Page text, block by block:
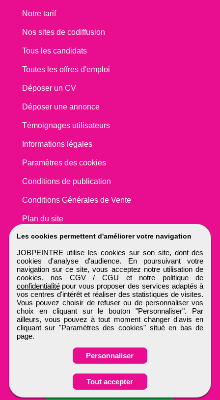
Obtenir ses
coordonnées
Les cookies permettent d'améliorer votre navigation
JOBPEINTRE utilise les cookies sur son site, dont des
cookies d'analyse d'audience. En poursuivant votre
navigation sur ce site, vous acceptez notre utilisation de
cookies, nos CGV / CGU et notre politique de
confidentialitépour vous proposer des services adaptés à
vos centres d'intérêt et réaliser des statistiques de visites.
Vous pouvez choisir de refuser ou de personnaliser vos
choix en cliquant sur le bouton "Personnaliser". Par
ailleurs, vous pouvez à tout moment changer d'avis en
cliquant sur "Paramètres des cookies" situé en bas de
page.
Personnaliser
Tout accepter
Notre tarif
Nos sites de codiffusion
Tous les candidats
Toutes les offres d'emploi
Déposer un CV
Déposer une annonce
Témoignages utilisateurs
Informations légales
Paramètres des cookies
Conditions de publication
Conditions Générales de Vente
Plan du site
JOBPEINTRE
Tous droits réservés © 1999 - 2026